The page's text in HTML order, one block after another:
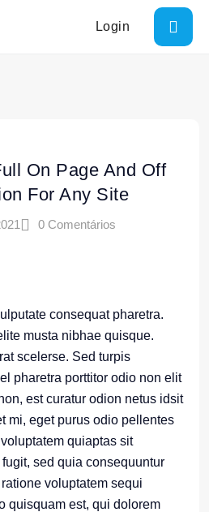
Login
On Page And Off
For Any Site
0 Comentários
consequat pharetra.
musta nibhae quisque.
scelerse. Sed turpis
pharetra porttitor odio non elit
est curatur odion netus idsit
mi, eget purus odio pellentes
quiaptas sit
sed quia consequuntur
voluptatem sequi
quisquam est, qui dolorem